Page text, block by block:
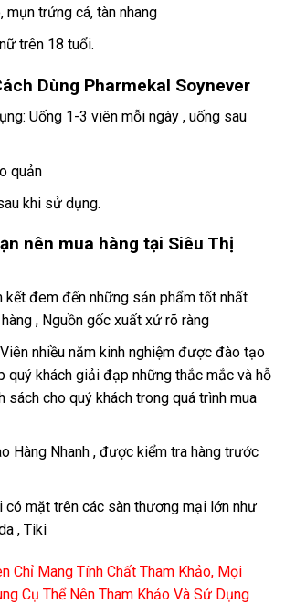
mụn trứng cá, tàn nhang
trên 18 tuổi.
Dùng Pharmekal Soynever
Uống 1-3 viên mỗi ngày , uống sau
quản
khi sử dụng.
nên mua hàng tại Siêu Thị
kết đem đến những sản phẩm tốt nhất
, Nguồn gốc xuất xứ rõ ràng
nhiều năm kinh nghiệm được đào tạo
quý khách giải đạp những thắc mắc và hỗ
sách cho quý khách trong quá trình mua
Hàng Nhanh , được kiểm tra hàng trước
có mặt trên các sàn thương mại lớn như
, Tiki
Chỉ Mang Tính Chất Tham Khảo, Mọi
Cụ Thể Nên Tham Khảo Và Sử Dụng